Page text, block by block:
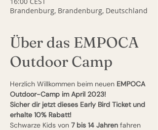
Brandenburg, Brandenburg, Deutschland
Über das EMPOCA
Outdoor Camp
Herzlich Willkommen beim neuen EMPOCA
Outdoor-Camp im April 2023!
Sicher dir jetzt dieses Early Bird Ticket und
erhalte 10% Rabatt!
Schwarze Kids von 7 bis 14 Jahren fahren